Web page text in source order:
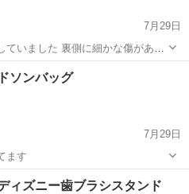
7月29日
いました 裏側に細かな傷があり
ベビー用品 哺乳瓶
ソンバッグ
7月29日
ます
バッグ
ィズニー歯ブラシスタンド